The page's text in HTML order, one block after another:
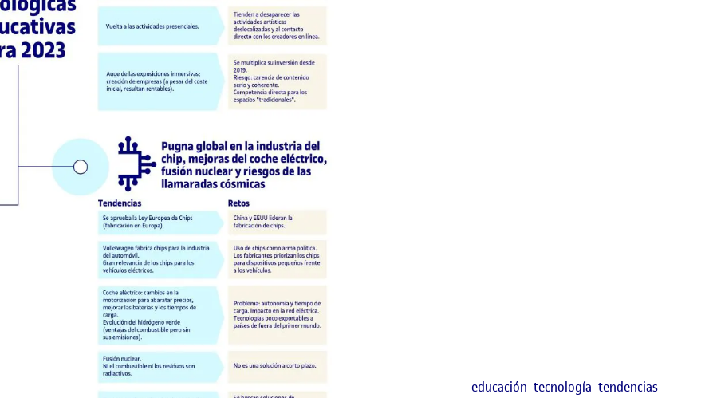
Etiquetas
educación tecnología tendencias